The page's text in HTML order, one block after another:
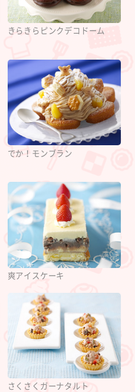
きらきらピンクデコドーム
でか！モンブラン
爽アイスケーキ
さくさくガーナタルト